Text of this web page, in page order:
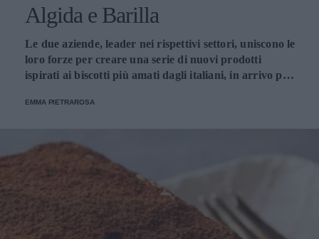
Algida e Barilla
Le due aziende, leader nei rispettivi settori, uniscono le
loro forze per creare una serie di nuovi prodotti
ispirati ai biscotti più amati dagli italiani, in arrivo per
EMMA PIETRAROSA